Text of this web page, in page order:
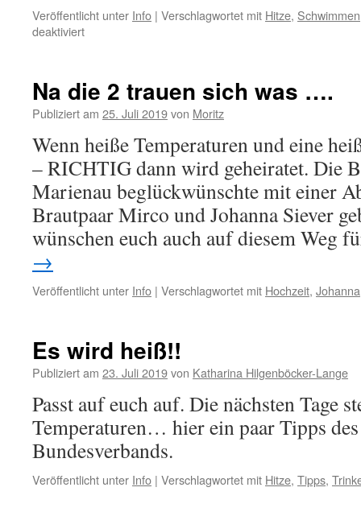
Veröffentlicht unter Info | Verschlagwortet mit Hitze, Schwimmen
deaktiviertfür
bei
der
Hitze…)
Na die 2 trauen sich was ….
Publiziert am 25. Juli 2019von Moritz
Wenn heiße Temperaturen und eine
– RICHTIG dann wird geheiratet. Die
Marienau beglückwünschte mit einer
Brautpaar Mirco und Johanna Siever
wünschen euch auch auf diesem Weg
→
Veröffentlicht unter Info | Verschlagwortet mit Hochzeit, Johanna
Es wird heiß!!
Publiziert am 23. Juli 2019von Katharina Hilgenböcker-Lange
Passt auf euch auf. Die nächsten Tage
Temperaturen… hier ein paar Tipps
Bundesverbands.
Veröffentlicht unter Info | Verschlagwortet mit Hitze, Tipps,